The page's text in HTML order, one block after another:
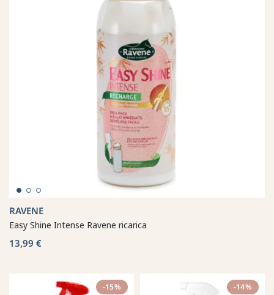
RAVENE
Easy Shine Intense Ravene ricarica
13,99 €
-15% -14%